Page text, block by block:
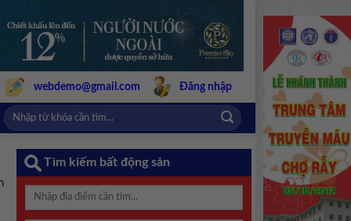
webdemo@gmail.com Đăng nhập
Tìm kiếm bất động sản